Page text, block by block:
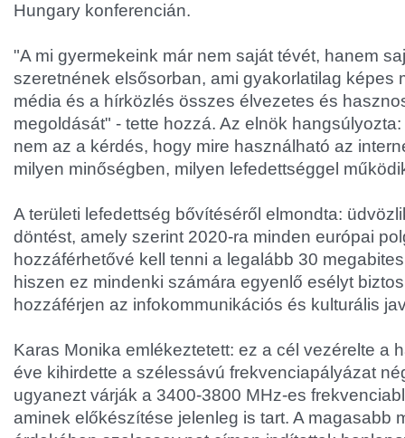
Hungary konferencián.
"A mi gyermekeink már nem saját tévét, hanem
szeretnének elsősorban, ami gyakorlatilag képes
média és a hírközlés összes élvezetes és
megoldását" - tette hozzá. Az elnök
nem az a kérdés, hogy mire használható az
milyen minőségben, milyen lefedettséggel
A területi lefedettség bővítéséről elmondta:
döntést, amely szerint 2020-ra minden európai
hozzáférhetővé kell tenni a legalább 30
hiszen ez mindenki számára egyenlő esélyt
hozzáférjen az infokommunikációs és kulturális
Karas Monika emlékeztetett: ez a cél vezérelte a
éve kihirdette a szélessávú frekvenciapályázat
ugyanezt várják a 3400-3800 MHz-es
aminek előkészítése jelenleg is tart. A magasabb